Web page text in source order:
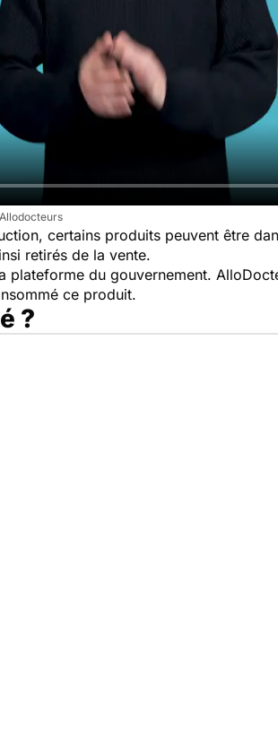
Allodocteurs
certains produits peuvent être
retirés de la vente.
plateforme du gouvernement.
ce produit.
?